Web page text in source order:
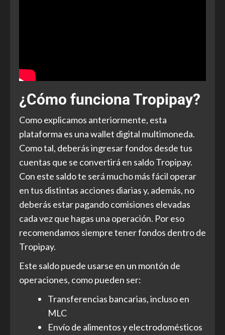
¿Cómo funciona Tropipay?
Como explicamos anteriormente, esta
plataforma es una wallet digital multimoneda.
Como tal, deberás ingresar fondos desde tus
cuentas que se convertirá en saldo Tropipay.
Con este saldo te será mucho más fácil operar
en tus distintas acciones diarias y, además, no
deberás estar pagando comisiones elevadas
cada vez que hagas una operación. Por eso
recomendamos siempre tener fondos dentro de
Tropipay.
Este saldo puede usarse en un montón de
operaciones, como pueden ser:
Transferencias bancarias, incluso en
MLC
Envío de alimentos y electrodomésticos